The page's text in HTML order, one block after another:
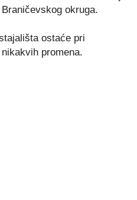
okruga.
ostaće pri
promena.